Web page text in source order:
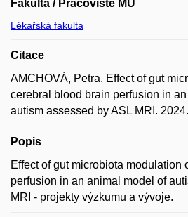
Fakulta / Pracoviště MU
Lékařská fakulta
Citace
AMCHOVÁ, Petra. Effect of gut
cerebral blood brain perfusion in
autism assessed by ASL MRI. 2024.
Popis
Effect of gut microbiota modulation
perfusion in an animal model of
MRI - projekty výzkumu a vývoje.